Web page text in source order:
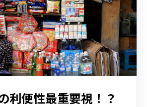
利便性最重要視！？